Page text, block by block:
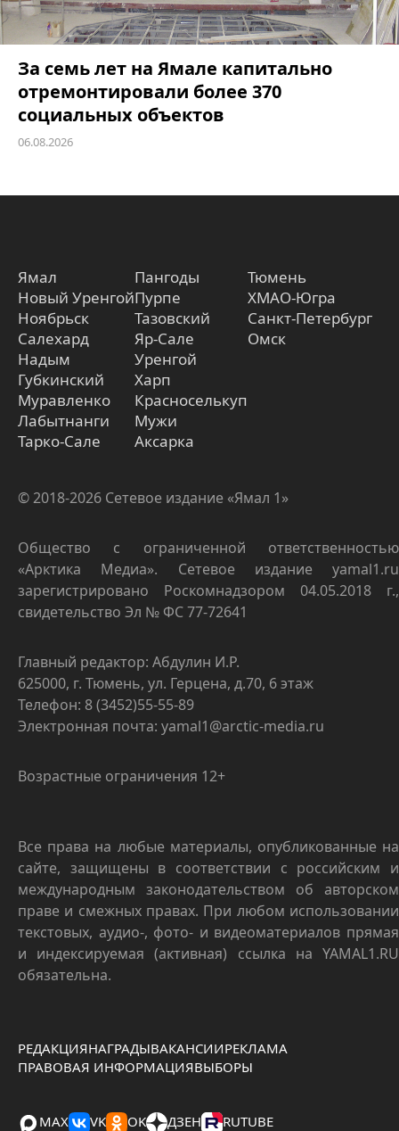
За семь лет на Ямале капитально
отремонтировали более 370
социальных объектов
06.08.2026
Ямал
Новый Уренгой
Ноябрьск
Салехард
Надым
Губкинский
Муравленко
Лабытнанги
Тарко-Сале
Пангоды
Пурпе
Тазовский
Яр-Сале
Уренгой
Харп
Красноселькуп
Мужи
Аксарка
Тюмень
ХМАО-Югра
Санкт-Петербург
Омск
© 2018-2026 Сетевое издание «Ямал 1»
Общество с ограниченной ответственностью
«Арктика Медиа». Сетевое издание yamal1.ru
зарегистрировано Роскомнадзором 04.05.2018 г.,
свидетельство Эл № ФС 77-72641
Главный редактор: Абдулин И.Р.
625000, г. Тюмень, ул. Герцена, д.70, 6 этаж
Телефон: 8 (3452)55-55-89
Электронная почта: yamal1@arctic-media.ru
Возрастные ограничения 12+
Все права на любые материалы, опубликованные на
сайте, защищены в соответствии с российским и
международным законодательством об авторском
праве и смежных правах. При любом использовании
текстовых, аудио-, фото- и видеоматериалов прямая
и индексируемая (активная) ссылка на YAMAL1.RU
обязательна.
РЕДАКЦИЯНАГРАДЫВАКАНСИИРЕКЛАМА
ПРАВОВАЯ ИНФОРМАЦИЯВЫБОРЫ
MAX VK OK ДЗЕН RUTUBE